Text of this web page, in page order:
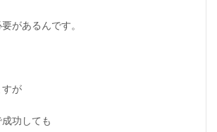
があるんです。
が
功しても